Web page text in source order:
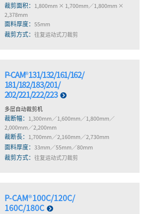
裁剪面积： 1,800mm × 1,700mm／1,800mm ×
2,378mm
面料厚度： 55mm
裁剪方式： 往复运动式刀裁剪
P-CAM®131/132/161/162/
181/182/183/201/
202/221/222/223
多层自动裁剪机
裁断幅： 1,300mm／1,600mm／1,800mm／
2,000mm／2,200mm
裁断長： 1,700mm／2,160mm／2,730mm
面料厚度： 33mm／55mm／80mm
裁剪方式： 往复运动式刀裁剪
P-CAM®100C/120C/
160C/180C